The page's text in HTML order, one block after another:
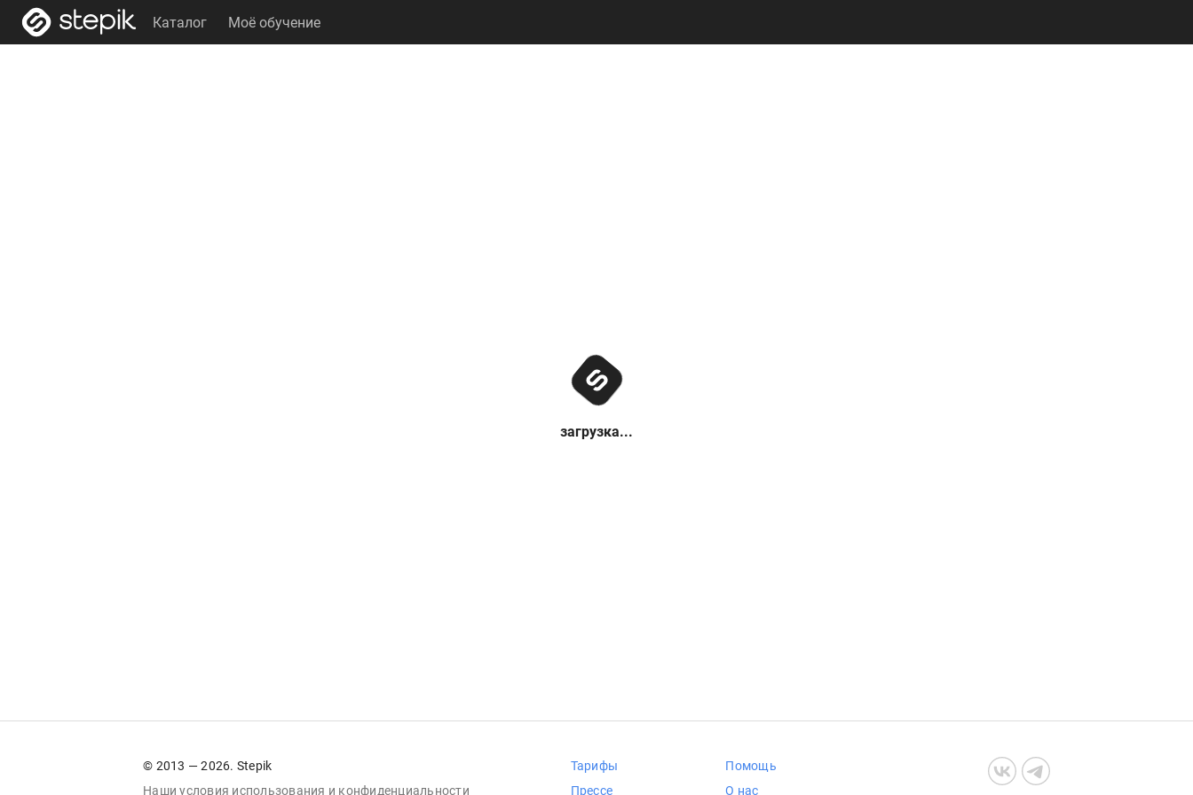
Каталог Моё обучение
загрузка...
© 2013 — 2026. Stepik
Наши условия использования и конфиденциальности
Тарифы
Прессе
Помощь
О нас